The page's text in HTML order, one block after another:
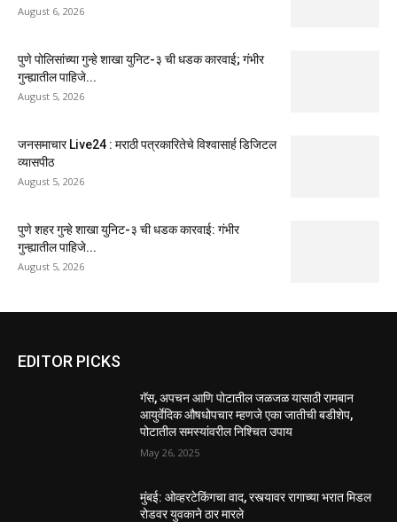
August 6, 2026
पुणे पोलिसांच्या गुन्हे शाखा युनिट-३ ची धडक कारवाई; गंभीर
गुन्ह्यातील पाहिजे...
August 5, 2026
जनसमाचार Live24 : मराठी पत्रकारितेचे विश्वासार्ह डिजिटल
व्यासपीठ
August 5, 2026
पुणे शहर गुन्हे शाखा युनिट-३ ची धडक कारवाई: गंभीर
गुन्ह्यातील पाहिजे...
August 5, 2026
EDITOR PICKS
गॅस, अपचन आणि पोटातील जळजळ यासाठी रामबान
आयुर्वेदिक औषधोपचार म्हणजे एका जातीची बडीशेप,
पोटातील समस्यांवरील निश्चित उपाय
May 26, 2025
मुंबई: ओव्हरटेकिंगचा वाद, रस्त्यावर रागाच्या भरात मिडल
रोडवर युवकाने ठार मारले